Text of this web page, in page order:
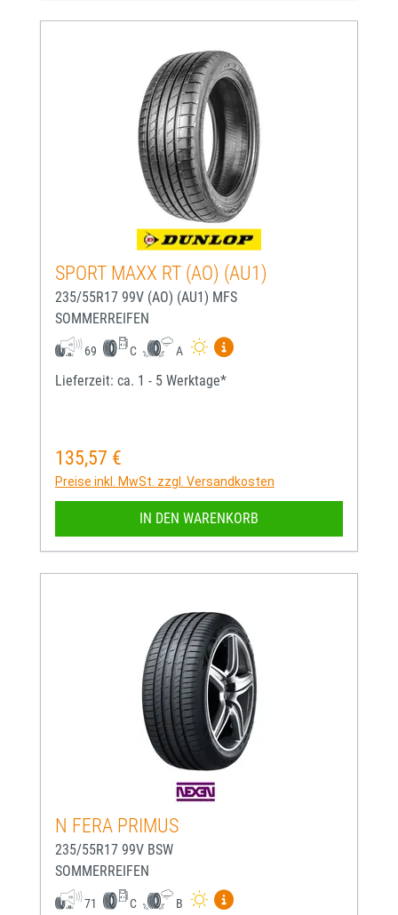
SPORT MAXX RT (AO) (AU1)
235/55R17 99V (AO) (AU1) MFS
SOMMERREIFEN
69 C A
Mehr Informationen zum
Lieferzeit: ca. 1 - 5 Werktage*
Regulärer Preis:
135,57 €
Preise inkl. MwSt. zzgl. Versandkosten
IN DEN WARENKORB
N FERA PRIMUS
235/55R17 99V BSW
SOMMERREIFEN
71 C B
Mehr Informationen zum